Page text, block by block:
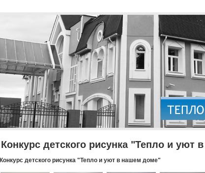
Конкурс детского рисунка "Тепло и уют
Конкурс детского рисунка "Тепло и уют в нашем доме"